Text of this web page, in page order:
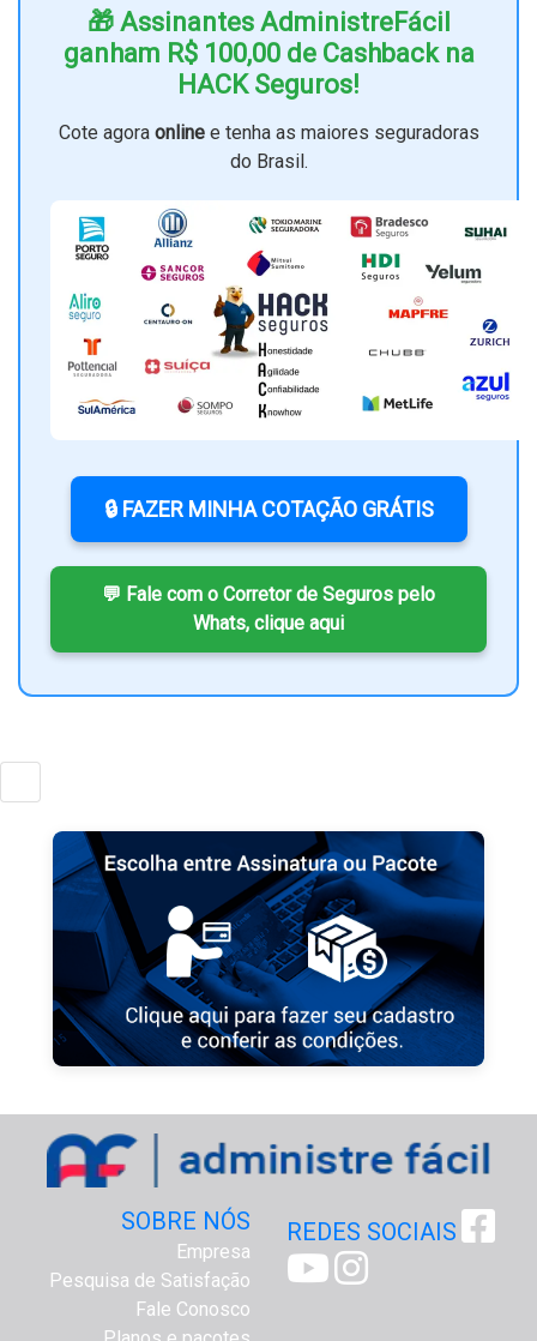
🎁 Assinantes AdministreFácil
ganham R$ 100,00 de Cashback na
HACK Seguros!
Cote agora onlinee tenha as maiores seguradoras
do Brasil.
🔒 FAZER MINHA COTAÇÃO GRÁTIS
💬 Fale com o Corretor de Seguros pelo
Whats, clique aqui
SOBRE NÓS
Empresa
Pesquisa de Satisfação
Fale Conosco
REDES SOCIAIS